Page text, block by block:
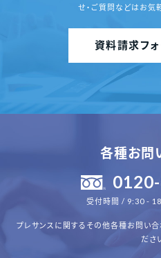
せ・ご質問などはお気
資料請求フ
各種お問
受付時間 / 9:30 -
プレサンスに関するその他各種お問い
ださ